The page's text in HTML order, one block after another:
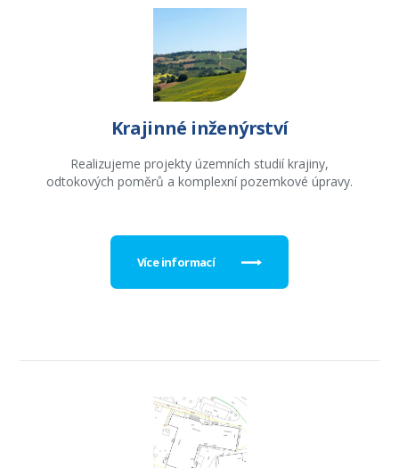
Krajinné inženýrství
Realizujeme projekty územních studií krajiny,
odtokových poměrů a komplexní pozemkové úpravy.
Více informací